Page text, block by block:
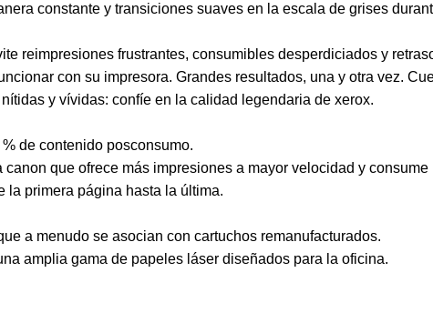
constante y transiciones suaves en la escala de grises
reimpresiones frustrantes, consumibles desperdiciados y
con su impresora. Grandes resultados, una y otra vez.
y vívidas: confíe en la calidad legendaria de xerox.
de contenido posconsumo.
que ofrece más impresiones a mayor velocidad y consume
la primera página hasta la última.
a menudo se asocian con cartuchos remanufacturados.
amplia gama de papeles láser diseñados para la oficina.